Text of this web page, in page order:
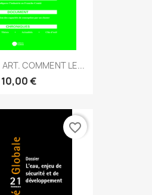
COMMENT LE...
10,00 €
favorite_border